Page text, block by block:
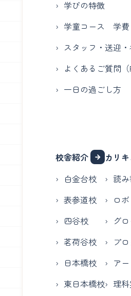
学びの特徴
学童コース 学費
スタッフ・送迎
よくあるご質問（
一日の過ごし方
校舎紹介
白金台校
表参道校
四谷校
茗荷谷校
日本橋校
東日本橋校
カリ
読
ロ
グ
プ
ア
理